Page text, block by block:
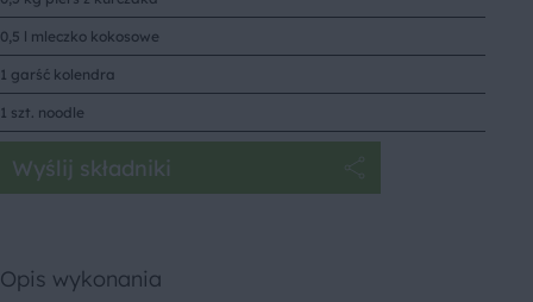
0,5 l mleczko kokosowe
1 garść kolendra
1 szt. noodle
Wyślij składniki
Opis wykonania